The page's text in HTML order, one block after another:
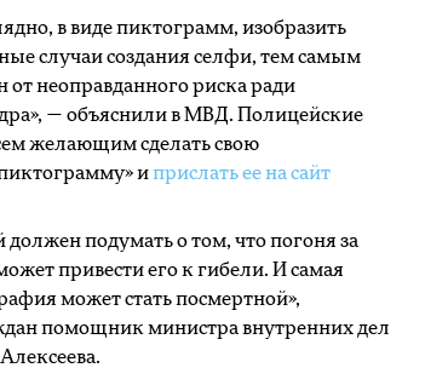
в виде пиктограмм, изобразить
случаи создания селфи, тем самым
от неоправданного риска ради
— объяснили в МВД. Полицейские
желающим сделать свою
иприслать ее на сайт
подумать о том, что погоня за
привести его к гибели. И самая
может стать посмертной»,
помощник министра внутренних дел